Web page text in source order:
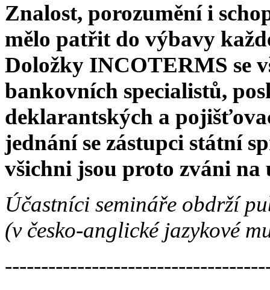
Znalost, porozumění i
mělo patřit do výbavy
Doložky INCOTERMS se
bankovních specialistů,
deklarantských a
jednání se zástupci státní
všichni jsou proto zváni na
Účastníci semináře obdrží
(v česko-anglické jazykové